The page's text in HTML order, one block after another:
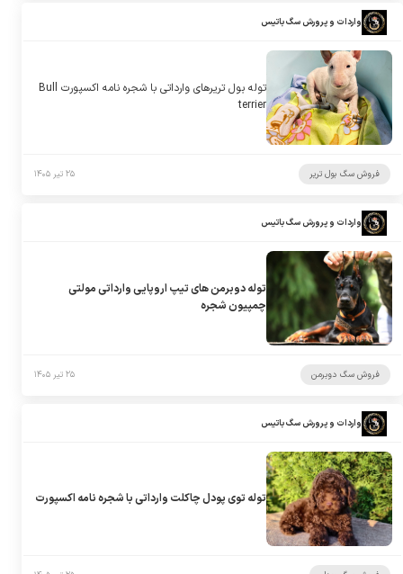
واردات و پرورش سگ باتیس
توله بول تریرهای وارداتی با شجره نامه اکسپورت Bull
terrier
فروش سگ بول تریر ۲۵ تیر ۱۴۰۵
واردات و پرورش سگ باتیس
توله دوبرمن های تیپ اروپایی وارداتی مولتی
چمپیون شجره
فروش سگ دوبرمن ۲۵ تیر ۱۴۰۵
واردات و پرورش سگ باتیس
توله توی پودل چاکلت وارداتی با شجره نامه اکسپورت